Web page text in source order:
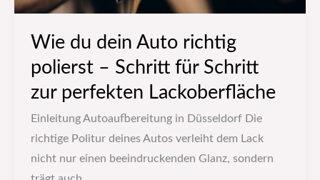
Wie du dein Auto richtig
polierst – Schritt für Schritt
zur perfekten Lackoberfläche
Einleitung Autoaufbereitung in Düsseldorf Die
richtige Politur deines Autos verleiht dem Lack
nicht nur einen beeindruckenden Glanz, sondern
Schritt
perfekten
Lackoberfläche